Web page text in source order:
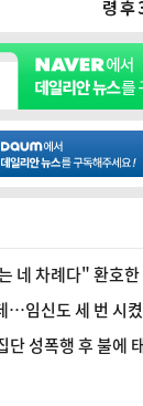
네 차례다" 환호한
…임신도 세 번 시
단 성폭행 후 불에